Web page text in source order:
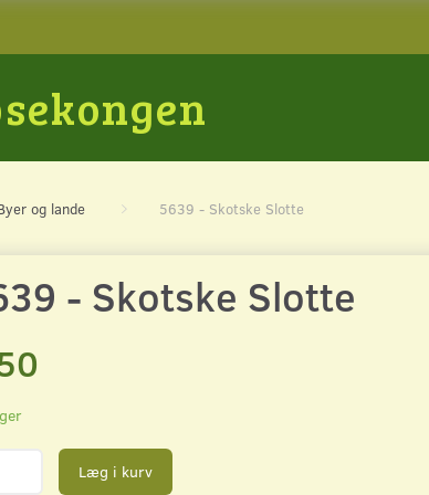
og lande 5639 - Skotske Slotte
- Skotske Slotte
Læg i kurv